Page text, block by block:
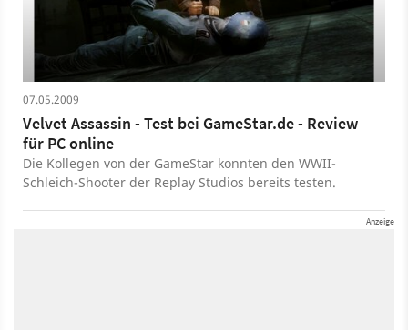
07.05.2009
Velvet Assassin - Test bei GameStar.de - Review
für PC online
Die Kollegen von der GameStar konnten den WWII-
Schleich-Shooter der Replay Studios bereits testen.